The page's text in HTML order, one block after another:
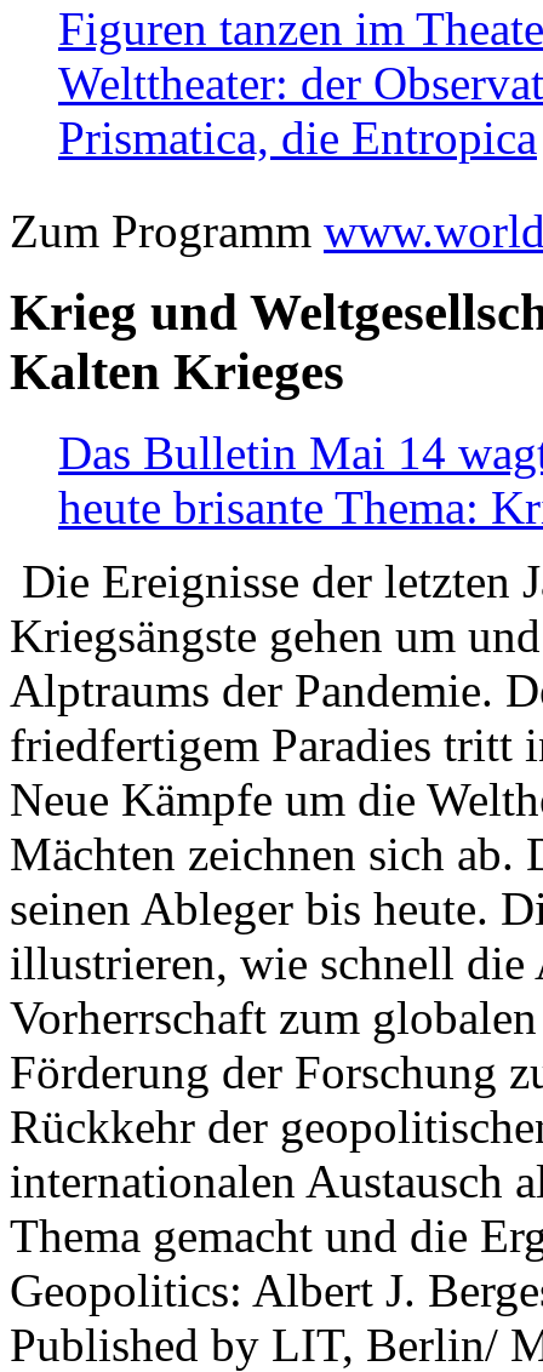
Figuren tanzen im
Welttheater: der
Prismatica, die Entropica
Zum Programm
Krieg und
Kalten Krieges
Das Bulletin Mai 14
heute brisante Thema:
Die Ereignisse der letzten
Kriegsängste gehen um
Alptraums der Pandemie.
friedfertigem Paradies tritt
Neue Kämpfe um die
Mächten zeichnen sich
seinen Ableger bis heute.
illustrieren, wie schnell die
Vorherrschaft zum
Förderung der Forschung
Rückkehr der
internationalen Austausch
Thema gemacht und die
Geopolitics: Albert J.
Published by LIT, Berlin/